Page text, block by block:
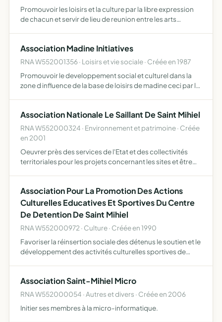
Promouvoir les loisirs et la culture par la libre expression
de chacun et servir de lieu de reunion entre les arts
Association Madine Initiatives
RNA W552001356 · Loisirs et vie sociale · Créée en 1987
Promouvoir le developpement social et culturel dans la
zone d influence de la base de loisirs de madine ceci par le
Association Nationale Le Saillant De Saint Mihiel
RNA W552000324 · Environnement et patrimoine · Créée
en 2001
Oeuvrer près des services de l'Etat et des collectivités
territoriales pour les projets concernant les sites et être
Association Pour La Promotion Des Actions
Culturelles Educatives Et Sportives Du Centre
De Detention De Saint Mihiel
RNA W552000972 · Culture · Créée en 1990
Favoriser la réinsertion sociale des détenus le soutien et le
développement des activités culturelles sportives de
Association Saint-Mihiel Micro
RNA W552000054 · Autres et divers · Créée en 2006
Initier ses membres à la micro-informatique.